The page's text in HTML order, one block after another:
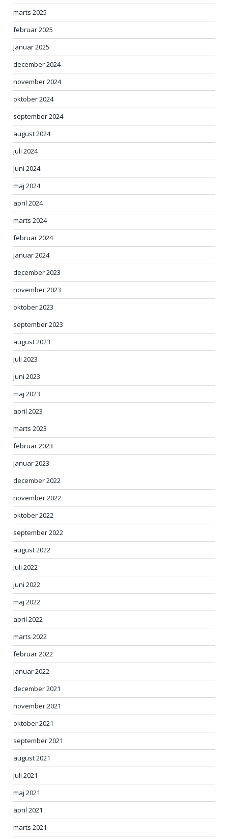
marts 2025
februar 2025
januar 2025
december 2024
november 2024
oktober 2024
september 2024
august 2024
juli 2024
juni 2024
maj 2024
april 2024
marts 2024
februar 2024
januar 2024
december 2023
november 2023
oktober 2023
september 2023
august 2023
juli 2023
juni 2023
maj 2023
april 2023
marts 2023
februar 2023
januar 2023
december 2022
november 2022
oktober 2022
september 2022
august 2022
juli 2022
juni 2022
maj 2022
april 2022
marts 2022
februar 2022
januar 2022
december 2021
november 2021
oktober 2021
september 2021
august 2021
juli 2021
maj 2021
april 2021
marts 2021